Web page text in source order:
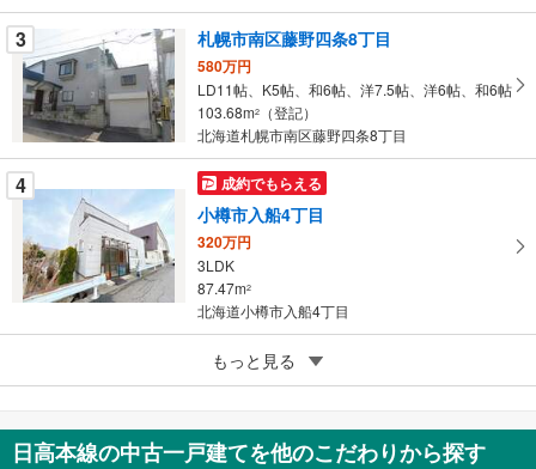
に
保
存
す
る
3 札幌市南区藤野四条8丁目
580万円
LD11帖、K5帖、和6帖、洋7.5帖、洋6帖、和6帖
103.68m2
（登記）
北海道札幌市南区藤野四条8丁目
4 成約でもらえる
小樽市入船4丁目
320万円
3LDK
87.47m2
北海道小樽市入船4丁目
札幌市南区真駒内柏丘6丁目
3,680万円
247.7m2（登記）
北海道札幌市南区真駒内柏丘6丁目
もっと見る
日高本線の中古一戸建てを他のこだわりから探す